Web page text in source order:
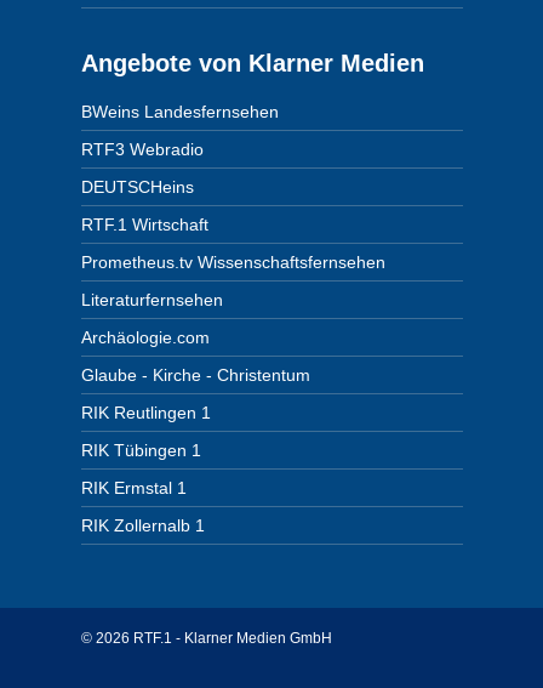
© 2026 RTF.1 - Klarner Medien GmbH
Angebote von Klarner Medien
BWeins Landesfernsehen
RTF3 Webradio
DEUTSCHeins
RTF.1 Wirtschaft
Prometheus.tv Wissenschaftsfernsehen
Literaturfernsehen
Archäologie.com
Glaube - Kirche - Christentum
RIK Reutlingen 1
RIK Tübingen 1
RIK Ermstal 1
RIK Zollernalb 1